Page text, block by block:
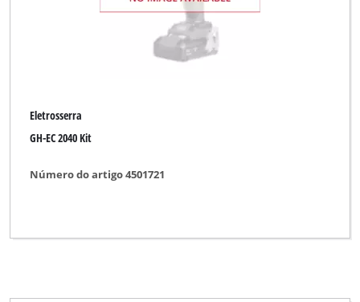
Eletrosserra
GH-EC 2040 Kit
Número do artigo 4501721